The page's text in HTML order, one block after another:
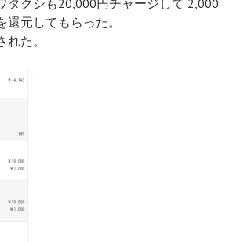
タクシも20,000円チャージして 2,000
元してもらった。
れた。